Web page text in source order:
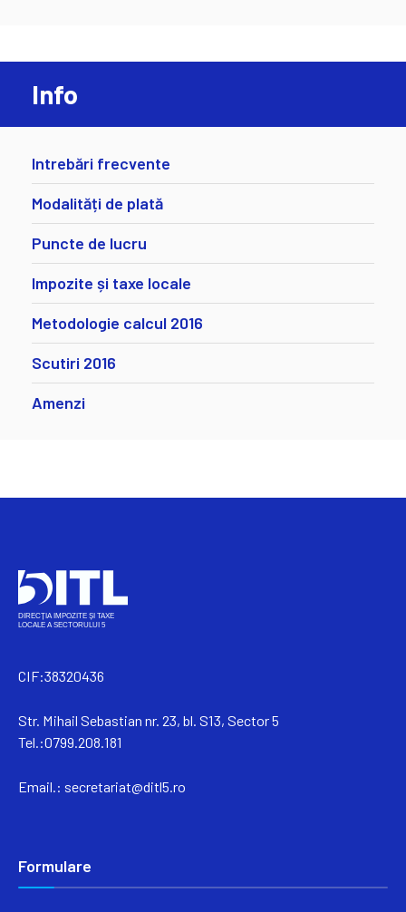
Info
Intrebări frecvente
Modalități de plată
Puncte de lucru
Impozite și taxe locale
Metodologie calcul 2016
Scutiri 2016
Amenzi
CIF:38320436
Str. Mihail Sebastian nr. 23, bl. S13, Sector 5
Tel.:0799.208.181
Email.: secretariat@ditl5.ro
Formulare